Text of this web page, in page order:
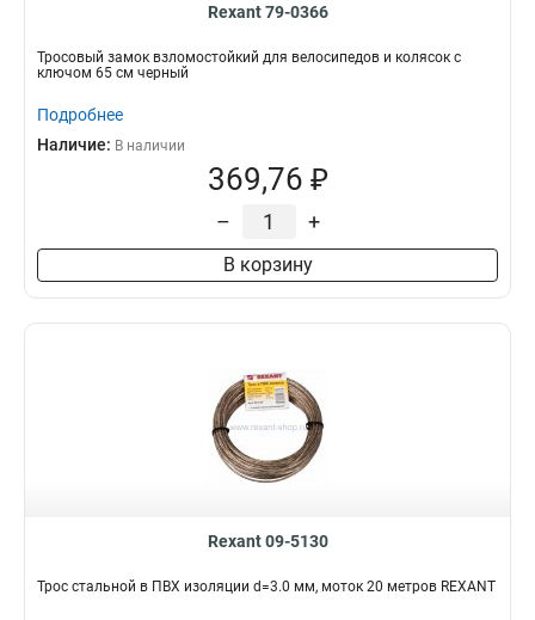
Rexant 79-0366
Тросовый замок взломостойкий для велосипедов и колясок с
ключом 65 см черный
Подробнее
Наличие: В наличии
369,76 ₽
– +
В корзину
Rexant 09-5130
Трос стальной в ПВХ изоляции d=3.0 мм, моток 20 метров REXANT